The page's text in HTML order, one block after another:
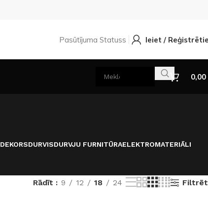
Pasūtījuma Statuss Ieiet /
0,00
DEKORSDURVISDURVJU FURNITŪRAELEKTROMATERIĀLI
Rādīt 9 12 18 24 Filtrēt